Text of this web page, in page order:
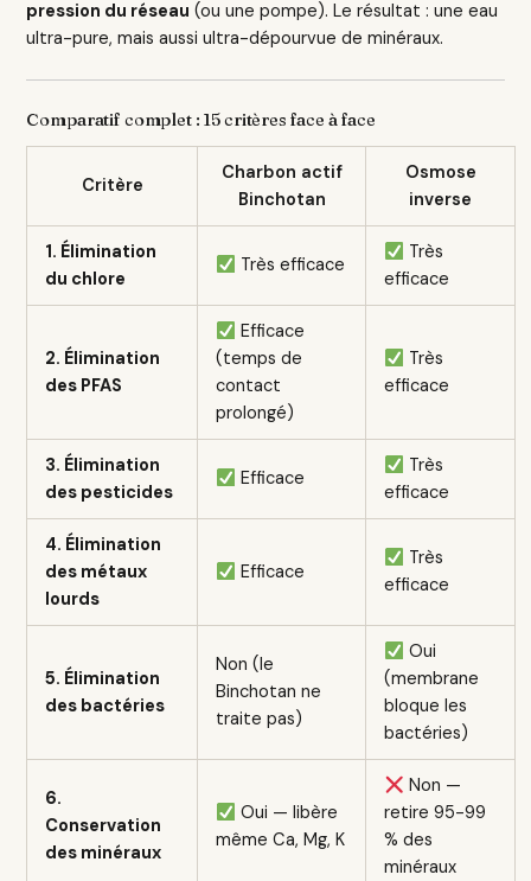
pression du réseau (ou une pompe). Le résultat : une eau
ultra-pure, mais aussi ultra-dépourvue de minéraux.
Comparatif complet : 15 critères face à face
Critère
Charbon actif
Binchotan
Osmose
inverse
1. Élimination
du chlore
Très efficace
Très
efficace
2. Élimination
des PFAS
Efficace
(temps de
contact
prolongé)
Très
efficace
3. Élimination
des pesticides
Efficace
Très
efficace
4. Élimination
des métaux
lourds
Efficace
Très
efficace
5. Élimination
des bactéries
Non (le
Binchotan ne
traite pas)
Oui
(membrane
bloque les
bactéries)
6.
Conservation
des minéraux
Oui — libère
même Ca, Mg, K
Non —
retire 95-99
% des
minéraux